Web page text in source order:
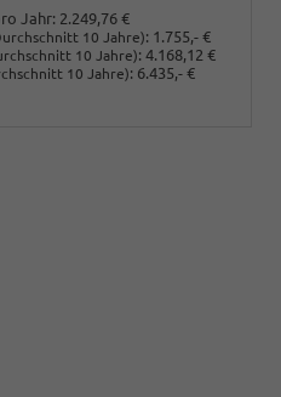
Jahr: 2.249,76 €
10 Jahre): 1.755,- €
10 Jahre): 4.168,12 €
10 Jahre): 6.435,- €